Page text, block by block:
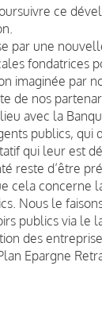
ce
par une
fondatrices
imaginée par
de nos
avec la
publics, qui
qui leur est
reste d’être
cela concerne
Nous le
publics via le
des
Epargne